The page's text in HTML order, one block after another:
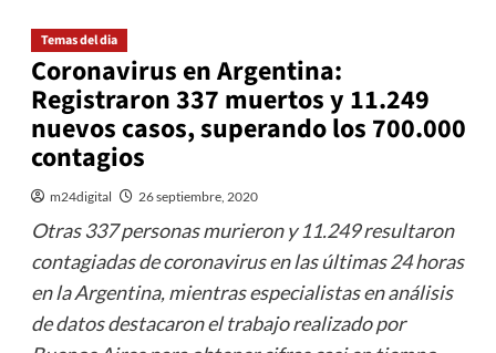
Temas del dia
Coronavirus en Argentina:
Registraron 337 muertos y 11.249
nuevos casos, superando los 700.000
contagios
m24digital 26 septiembre, 2020
Otras 337 personas murieron y 11.249 resultaron
contagiadas de coronavirus en las últimas 24 horas
en la Argentina, mientras especialistas en análisis
de datos destacaron el trabajo realizado por